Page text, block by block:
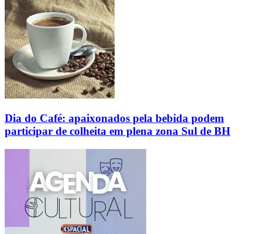
Dia do Café: apaixonados pela bebida podem
participar de colheita em plena zona Sul de BH